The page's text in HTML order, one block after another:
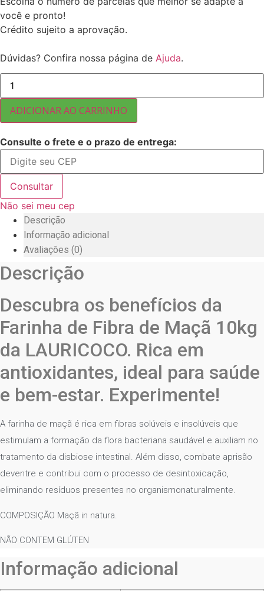
você e pronto!
Crédito sujeito a aprovação.
Dúvidas? Confira nossa página de Ajuda.
FARINHA
DE
MAÇÃ
FIBRA
KG
ADICIONAR AO CARRINHO
Consulte o frete e o prazo de entrega:
Consultar
Não sei meu cep
Descrição
Informação adicional
Avaliações (0)
Descrição
Descubra os benefícios da
Farinha de Fibra de Maçã 10kg
da LAURICOCO. Rica em
antioxidantes, ideal para saúde
e bem-estar. Experimente!
A farinha de maçã é rica em fibras solúveis e insolúveis que
estimulam a formação da flora bacteriana saudável e auxiliam no
tratamento da disbiose intestinal. Além disso, combate aprisão
deventre e contribui com o processo de desintoxicação,
eliminando resíduos presentes no organismonaturalmente.
COMPOSIÇÃO Maçã in natura.
NÃO CONTEM GLÚTEN
Informação adicional